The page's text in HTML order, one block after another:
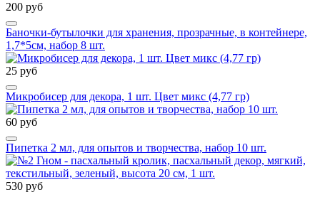
200 руб
Баночки-бутылочки для хранения, прозрачные, в контейнере,
1,7*5см, набор 8 шт.
25 руб
Микробисер для декора, 1 шт. Цвет микс (4,77 гр)
60 руб
Пипетка 2 мл, для опытов и творчества, набор 10 шт.
530 руб